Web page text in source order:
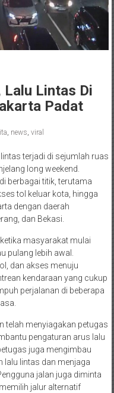
Lalu Lintas Di
Padat
, news, viral
terjadi di sejumlah ruas
long weekend.
berbagai titik, terutama
tol keluar kota, hingga
dengan daerah
dan Bekasi.
masyarakat mulai
pulang lebih awal.
dan akses menuju
kendaraan yang cukup
perjalanan di beberapa
telah menyiagakan petugas
pengaturan arus lalu
juga mengimbau
lalu lintas dan menjaga
jalan juga diminta
jalur alternatif